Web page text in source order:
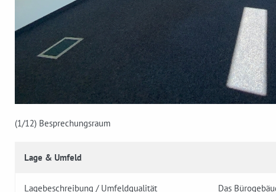
(1/12) Besprechungsraum
Lage & Umfeld
Lagebeschreibung / Umfeldqualität
Das